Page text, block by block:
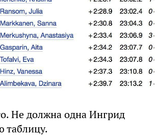
Не должна одна Ингрид
таблицу.